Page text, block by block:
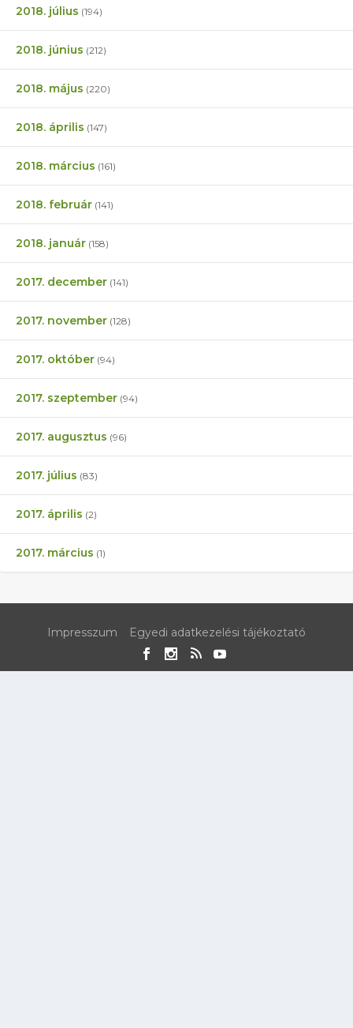
2018. július (194)
2018. június (212)
2018. május (220)
2018. április (147)
2018. március (161)
2018. február (141)
2018. január (158)
2017. december (141)
2017. november (128)
2017. október (94)
2017. szeptember (94)
2017. augusztus (96)
2017. július (83)
2017. április (2)
2017. március (1)
Impresszum Egyedi adatkezelési tájékoztató